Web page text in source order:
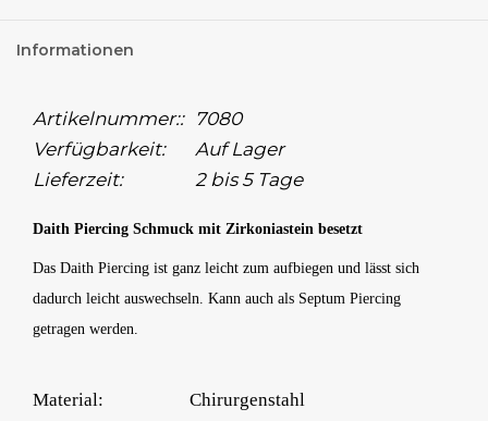
Informationen
Artikelnummer:: 7080
Verfügbarkeit:
Auf Lager
Lieferzeit:
2 bis 5 Tage
Daith Piercing Schmuck mit Zirkoniastein besetzt
Das Daith Piercing ist ganz leicht zum aufbiegen und lässt sich
dadurch leicht auswechseln. Kann auch als Septum Piercing
getragen werden.
Material:
Chirurgenstahl